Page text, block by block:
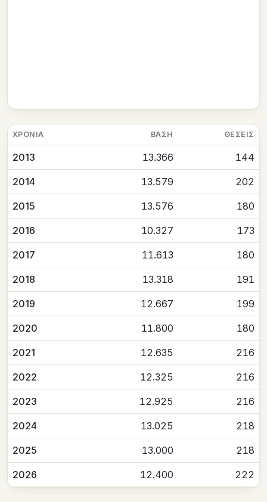
ΧΡΟΝΙΆ ΒΆΣΗ ΘΈΣΕΙΣ
2013 13.366 144
2014 13.579 202
2015 13.576 180
2016 10.327 173
2017 11.613 180
2018 13.318 191
2019 12.667 199
2020 11.800 180
2021 12.635 216
2022 12.325 216
2023 12.925 216
2024 13.025 218
2025 13.000 218
2026 12.400 222